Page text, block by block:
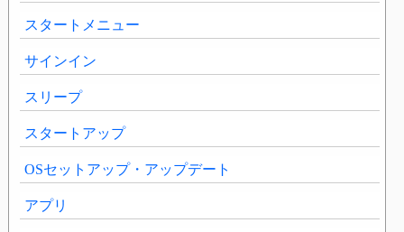
スタートメニュー
サインイン
スリープ
スタートアップ
OSセットアップ・アップデート
アプリ